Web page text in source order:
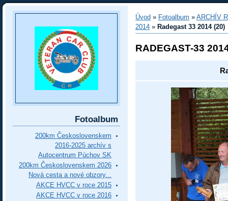
Úvod » Fotoalbum » ARCHÍV
2014 » Radegast 33 2014 (20)
RADEGAST-33
Fotoalbum
200km Československem
2016-2025 archív s
Autocentrum Púchov SK
200km Československem 2026
Nová cesta a nové obzory...
AKCE HVCC v roce 2015
AKCE HVCC v roce 2016